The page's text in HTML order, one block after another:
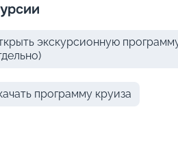
экскурсионную
программу круиза